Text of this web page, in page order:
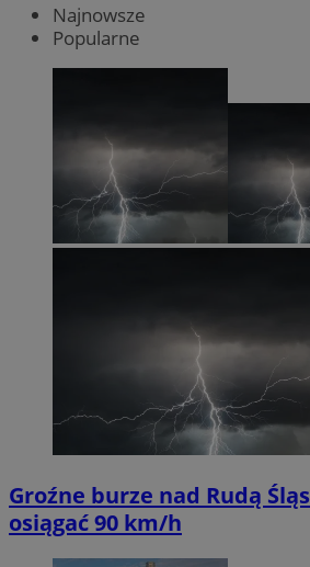
Najnowsze
Popularne
Groźne burze nad Rudą
osiągać 90 km/h